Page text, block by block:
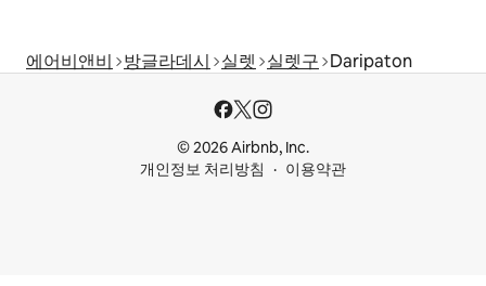
에어비앤비 방글라데시 실렛 실렛구 Daripaton
© 2026 Airbnb, Inc.
개인정보 처리방침
이용약관